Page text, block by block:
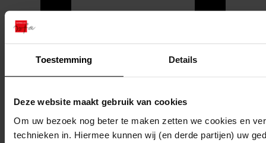
Toestemming Details
Deze website maakt gebruik van cookies
Om uw bezoek nog beter te maken zetten we cookies en
technieken in. Hiermee kunnen wij (en derde partijen) uw